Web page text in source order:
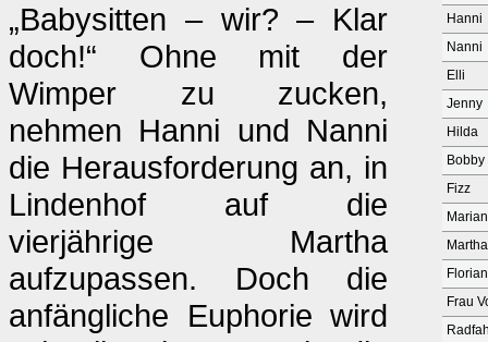
„Babysitten – wir? – Klar
doch!“ Ohne mit der
Wimper zu zucken,
nehmen Hanni und Nanni
die Herausforderung an, in
Lindenhof auf die
vierjährige Martha
aufzupassen. Doch die
anfängliche Euphorie wird
Hanni
Nanni
Elli
Jenny
Hilda
Bobby
Fizz
Martha
Florian
Frau